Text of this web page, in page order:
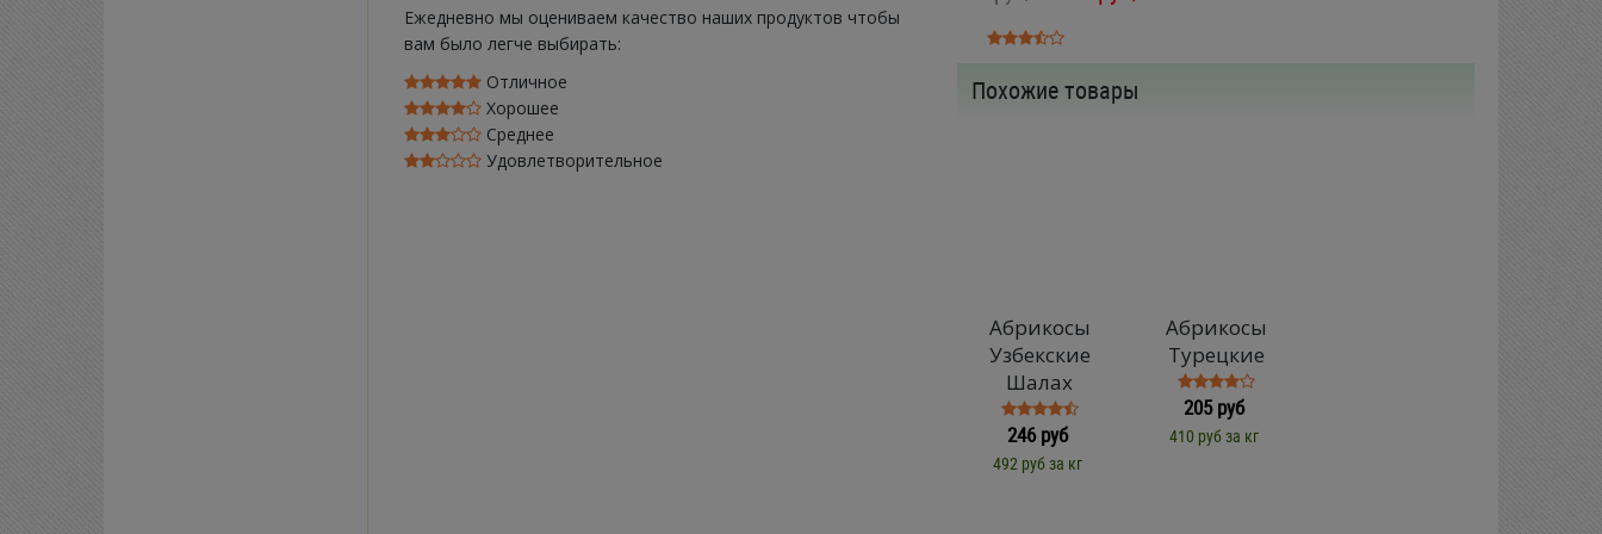
Ежедневно мы оцениваем качество наших продуктов чтобы
вам было легче выбирать:
Отличное
Хорошее
Среднее
Удовлетворительное
Похожие товары
Абрикосы
Узбекские
Шалах
246 руб
492 руб за кг
Абрикосы
Турецкие
205 руб
410 руб за кг